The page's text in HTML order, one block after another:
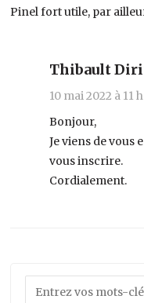
Pinel fort utile, par
Thibault
10 mai 2022 à 11
Bonjour,
Je viens de vous
vous inscrire.
Cordialement.